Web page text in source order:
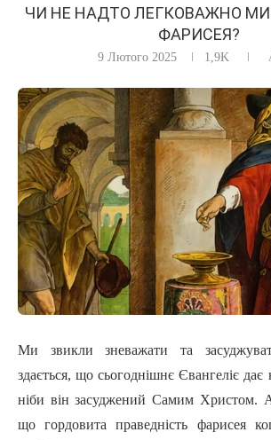
ЧИ НЕ НАДТО ЛЕГКОВАЖНО
ФАРИСЕЯ?
9 Лютого 2025 1,9K
Ми звикли зневажати та
здається, що сьогоднішнє Євангеліє
ніби він засуджений Самим Христом.
що гордовита праведність фарисея